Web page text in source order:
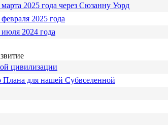
2025 года через Сюзанну Уорд
2025 года
2024 года
цивилизации
Плана для нашей Субвселенной